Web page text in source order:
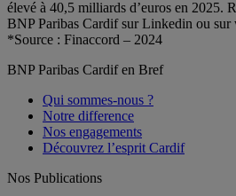
élevé à 40,5 milliards d’euros en 2025.
BNP Paribas Cardif sur Linkedin ou
*Source : Finaccord – 2024
BNP Paribas Cardif en Bref
Qui sommes-nous ?
Notre difference
Nos engagements
Découvrez l’esprit Cardif
Nos Publications